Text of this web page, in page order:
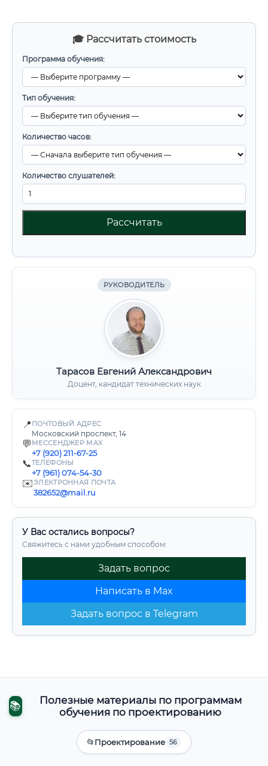
🎓 Рассчитать стоимость
Программа обучения:
Тип обучения:
Количество часов:
Количество слушателей:
Рассчитать
РУКОВОДИТЕЛЬ
Тарасов Евгений Александрович
Доцент, кандидат технических наук
📍 ПОЧТОВЫЙ АДРЕС
Московский проспект, 14
💬 МЕССЕНДЖЕР MAX
+7 (920) 211-67-25
📞ТЕЛЕФОНЫ
+7 (961) 074-54-30
✉️ЭЛЕКТРОННАЯ ПОЧТА
382652@mail.ru
У Вас остались вопросы?
Свяжитесь с нами удобным способом:
Задать вопрос
Написать в Max
Задать вопрос в Telegram
📚
Полезные материалы по программам
обучения по проектированию
📂Проектирование 56